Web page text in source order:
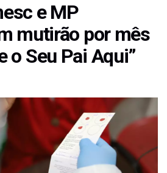
e MP
mutirão por mês
o Seu Pai Aqui”